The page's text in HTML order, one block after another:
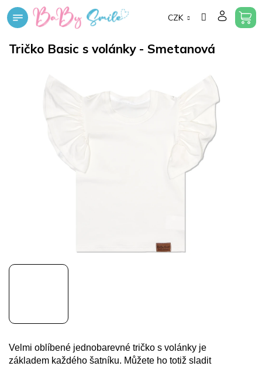
Přejít
na
CZK
Tričko Basic s volánky - Smetanová
Velmi oblíbené jednobarevné tričko s volánky je
základem každého šatníku. Můžete ho totiž sladit